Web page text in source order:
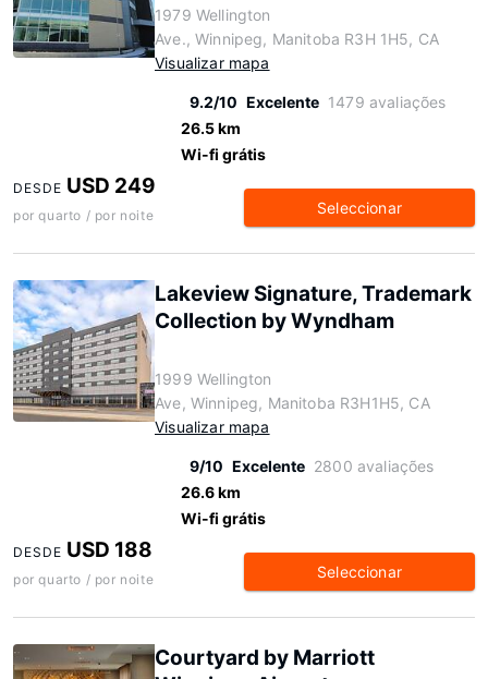
1979 Wellington
Ave., Winnipeg, Manitoba R3H 1H5, CA
Visualizar mapa
9.2/10 Excelente 1479 avaliações
26.5 km
Wi-fi grátis
DESDE USD 249
por quarto / por noite Seleccionar
Lakeview Signature, Trademark
Collection by Wyndham
1999 Wellington
Ave, Winnipeg, Manitoba R3H1H5, CA
Visualizar mapa
9/10 Excelente 2800 avaliações
26.6 km
Wi-fi grátis
DESDE USD 188
por quarto / por noite Seleccionar
Courtyard by Marriott